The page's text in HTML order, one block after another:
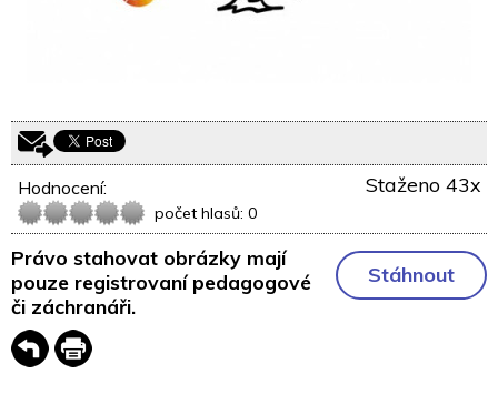
Staženo 43x
Hodnocení:
počet hlasů: 0
Stáhnout
Právo stahovat obrázky mají
pouze registrovaní pedagogové
či záchranáři.